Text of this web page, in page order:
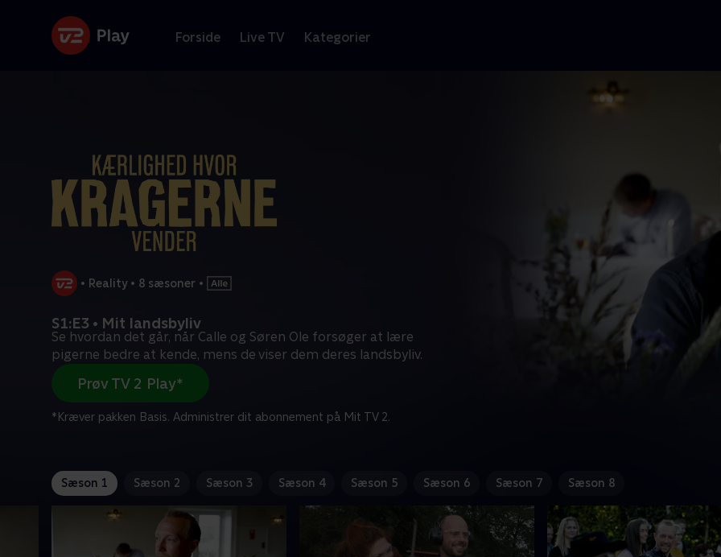
Forside Live TV Kategorier
• Reality • 8 sæsoner •
S1:E3 • Mit landsbyliv
Se hvordan det går, når Calle og Søren Ole forsøger at lære
pigerne bedre at kende, mens de viser dem deres landsbyliv.
Prøv TV 2 Play*
*Kræver pakken Basis. Administrer dit abonnement på Mit TV 2.
Sæson 1 Sæson 2 Sæson 3 Sæson 4 Sæson 5 Sæson 6 Sæson 7 Sæson 8